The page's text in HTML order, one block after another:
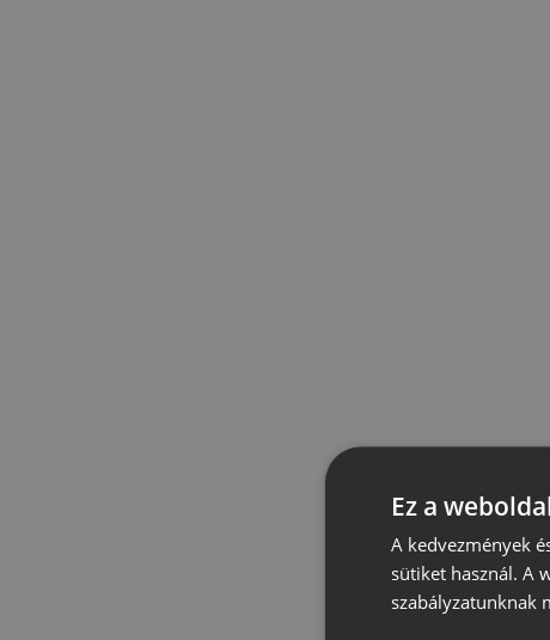
Ez a
A kedvezmények
sütiket használ. A
szabályzatunknak